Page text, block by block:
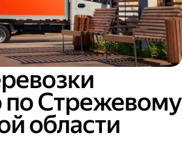
по Стрежевому
области